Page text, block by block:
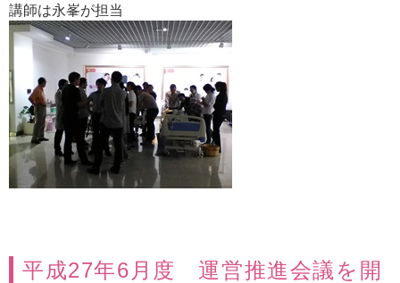
講師は永峯が担当
平成27年6月度 運営推進会議を開